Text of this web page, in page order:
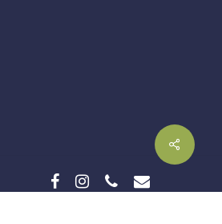
facebookinstagramphoneemail